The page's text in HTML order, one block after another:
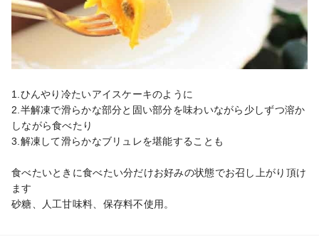
1.ひんやり冷たいアイスケーキのように
2.半解凍で滑らかな部分と固い部分を味わいながら少しずつ溶か
しながら食べたり
3.解凍して滑らかなブリュレを堪能することも
食べたいときに食べたい分だけお好みの状態でお召し上がり頂け
ます
砂糖、人工甘味料、保存料不使用。